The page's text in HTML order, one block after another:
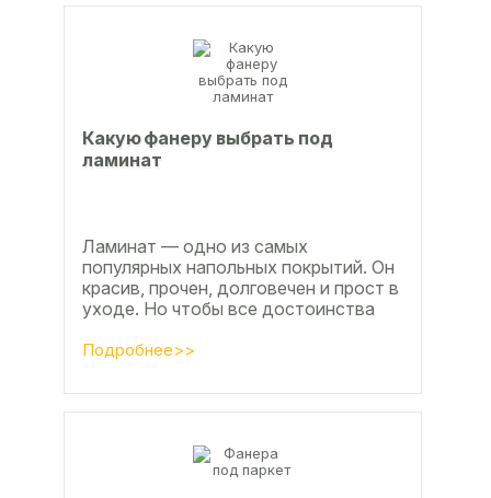
Какую фанеру выбрать под
ламинат
Ламинат — одно из самых
популярных напольных покрытий. Он
красив, прочен, долговечен и прост в
уходе. Но чтобы все достоинства
раскрылись, важно...
Подробнее>>